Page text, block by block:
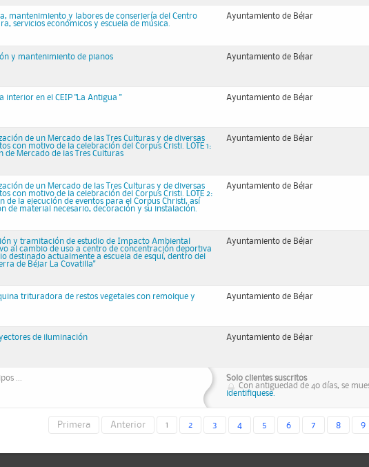
mantenimiento y labores de conserjería del Centro
servicios económicos y escuela de música.
Ayuntamiento de Béjar
y mantenimiento de pianos Ayuntamiento de Béjar
interior en el CEIP "La Antigua " Ayuntamiento de Béjar
de un Mercado de las Tres Culturas y de diversas
con motivo de la celebración del Corpus Cristi. LOTE 1:
de Mercado de las Tres Culturas
Ayuntamiento de Béjar
de un Mercado de las Tres Culturas y de diversas
con motivo de la celebración del Corpus Cristi. LOTE 2:
de la ejecución de eventos para el Corpus Christi, así
de material necesario, decoración y su instalación.
Ayuntamiento de Béjar
y tramitación de estudio de Impacto Ambiental
al cambio de uso a centro de concentración deportiva
destinado actualmente a escuela de esquí, dentro del
de Béjar La Covatilla"
Ayuntamiento de Béjar
trituradora de restos vegetales con remolque y
Ayuntamiento de Béjar
de iluminación Ayuntamiento de Béjar
...
Solo clientes suscritos
Con antiguedad de 40 días, se
identifiquese.
Primera Anterior 1 2 3 4 5 6 7 8 9